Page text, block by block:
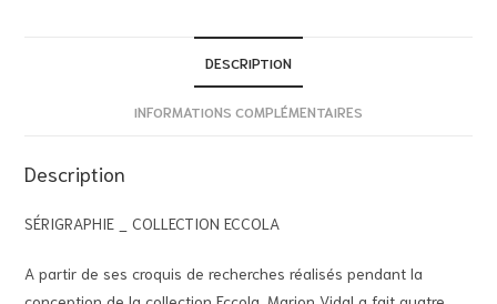
DESCRIPTION
INFORMATIONS COMPLÉMENTAIRES
Description
SÉRIGRAPHIE _ COLLECTION ECCOLA
A partir de ses croquis de recherches réalisés pendant la